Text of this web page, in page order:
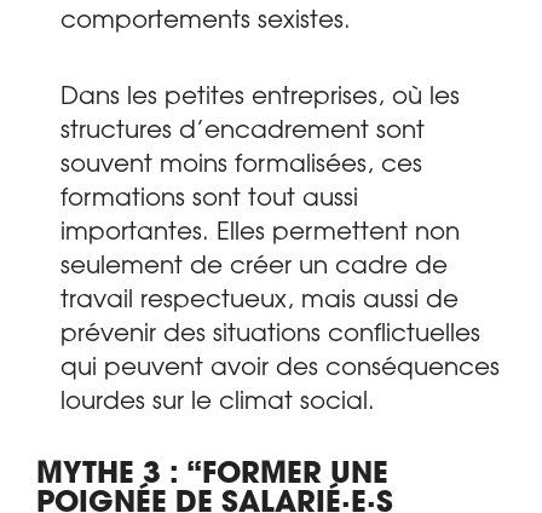
comportements sexistes.
Dans les petites entreprises, où les
structures d’encadrement sont
souvent moins formalisées, ces
formations sont tout aussi
importantes. Elles permettent non
seulement de créer un cadre de
travail respectueux, mais aussi de
prévenir des situations conflictuelles
qui peuvent avoir des conséquences
lourdes sur le climat social.
MYTHE 3 : “FORMER UNE
POIGNÉE DE SALARIÉ·E·S